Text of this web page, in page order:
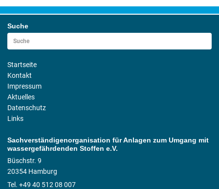
Suche
Startseite
Kontakt
Impressum
Aktuelles
Datenschutz
Links
Sachverständigenorganisation für Anlagen zum Umgang mit
wassergefährdenden Stoffen e.V.
Büschstr. 9
20354 Hamburg
Tel. +49 40 512 08 007